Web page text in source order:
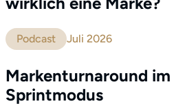
Podcast Juli 2026
Markenturnaround im
Sprintmodus